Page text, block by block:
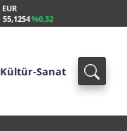
EUR
55,1254%0,32
Kültür-Sanat